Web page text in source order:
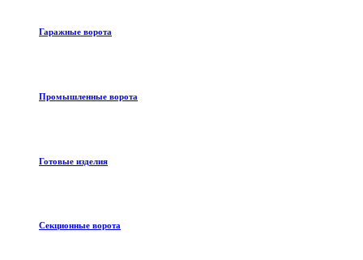
Гаражные ворота
Промышленные ворота
Готовые изделия
Секционные ворота